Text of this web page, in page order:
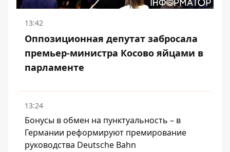
13:42
Оппозиционная депутат забросала
премьер-министра Косово яйцами в
парламенте
13:24
Бонусы в обмен на пунктуальность – в
Германии реформируют премирование
руководства Deutsche Bahn